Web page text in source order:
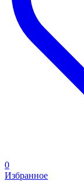
0
Избранное